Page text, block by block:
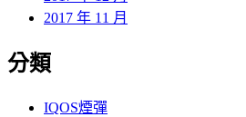
2017 年 11 月
分類
IQOS煙彈